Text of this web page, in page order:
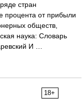
стран
процента от прибыли
обществ,
наука: Словарь
И …
18+